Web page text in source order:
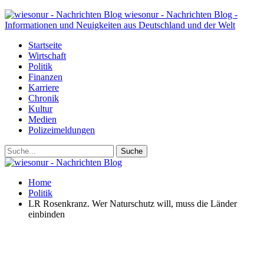
wiesonur - Nachrichten Blog -
Informationen und Neuigkeiten aus Deutschland und der Welt
Startseite
Wirtschaft
Politik
Finanzen
Karriere
Chronik
Kultur
Medien
Polizeimeldungen
Home
Politik
LR Rosenkranz. Wer Naturschutz will, muss die Länder
einbinden